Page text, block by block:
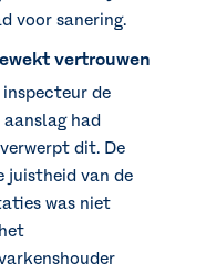
voor sanering.
vertrouwen
de
had
dit. De
juistheid van de
was niet